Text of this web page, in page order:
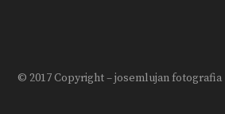
© 2017 Copyright – josemlujan fotografia